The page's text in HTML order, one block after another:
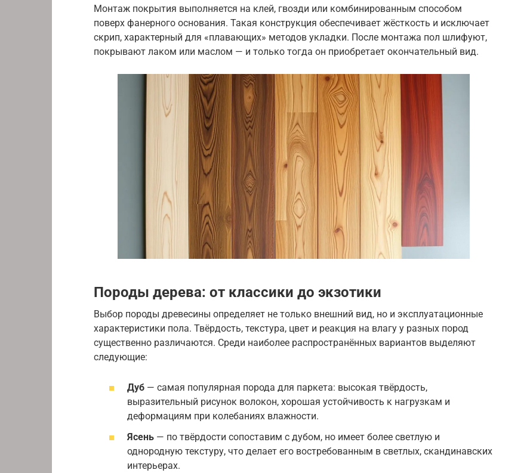
Монтаж покрытия выполняется на клей, гвозди или комбинированным способом
поверх фанерного основания. Такая конструкция обеспечивает жёсткость и исключает
скрип, характерный для «плавающих» методов укладки. После монтажа пол шлифуют,
покрывают лаком или маслом — и только тогда он приобретает окончательный вид.
Породы дерева: от классики до экзотики
Выбор породы древесины определяет не только внешний вид, но и эксплуатационные
характеристики пола. Твёрдость, текстура, цвет и реакция на влагу у разных пород
существенно различаются. Среди наиболее распространённых вариантов выделяют
следующие:
Дуб — самая популярная порода для паркета: высокая твёрдость,
выразительный рисунок волокон, хорошая устойчивость к нагрузкам и
деформациям при колебаниях влажности.
Ясень — по твёрдости сопоставим с дубом, но имеет более светлую и
однородную текстуру, что делает его востребованным в светлых, скандинавских
интерьерах.